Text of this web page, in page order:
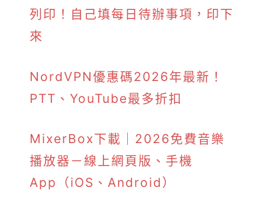
列印！自己填每日待辦事項，印下
來
NordVPN優惠碼2026年最新！
PTT、YouTube最多折扣
MixerBox下載｜2026免費音樂
播放器－線上網頁版、手機
App（iOS、Android）